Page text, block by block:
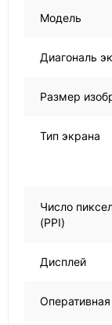
Модель
Диагональ
Размер
Тип экрана
Число
(PPI)
Дисплей